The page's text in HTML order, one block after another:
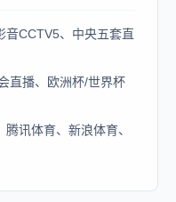
音CCTV5、中央五套直
直播、欧洲杯/世界杯
讯体育、新浪体育、